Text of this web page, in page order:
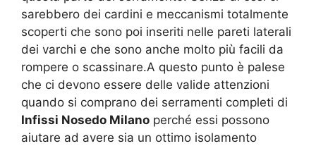
sarebbero dei cardini e meccanismi totalmente
scoperti che sono poi inseriti nelle pareti laterali
dei varchi e che sono anche molto più facili da
rompere o scassinare.A questo punto è palese
che ci devono essere delle valide attenzioni
quando si comprano dei serramenti completi di
Infissi Nosedo Milano perché essi possono
aiutare ad avere sia un ottimo isolamento